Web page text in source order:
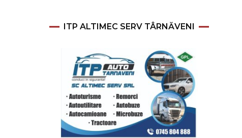
ITP ALTIMEC SERV TÂRNĂVENI